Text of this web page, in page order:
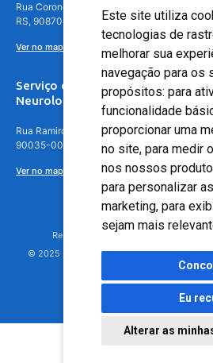
Este site utiliza
tecnologias de
melhorar sua
navegação para os
propósitos: para
funcionalidade
proporcionar uma
no site, para medir
nos nossos
para personalizar
marketing, para
sejam mais
Eu
Alterar as
Rua Coronel Aparício Borges, 250 - 3º
RS, 90870-016
Ver no mapa
Serviço de
Neurologia
Rua Ramiro Barcelos, 630 – 5º andar –
90035-001
Ver no mapa
Responsável Técnico: Dr. Luiz Antonio
© 2025 - Hospital Moinhos de Vento -